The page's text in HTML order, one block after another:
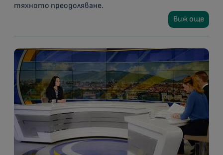
тяхното преодоляване.
Виж още